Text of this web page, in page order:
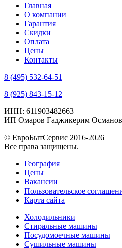
Главная
О компании
Гарантия
Скидки
Оплата
Цены
Контакты
8 (495) 532-64-51
8 (925) 843-15-12
ИНН: 611903482663
ИП Омаров Гаджикерим
© ЕвроБытСервис 2016-2026
Все права защищены.
География
Цены
Вакансии
Пользовательское
Карта сайта
Холодильники
Стиральные машины
Посудомоечные машины
Сушильные машины